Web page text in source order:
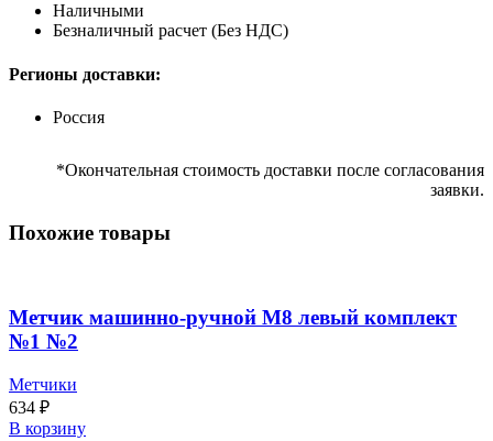
Наличными
Безналичный расчет (Без НДС)
Регионы доставки:
Россия
*Окончательная стоимость доставки после согласования
заявки.
Похожие товары
Метчик машинно-ручной М8 левый комплект
№1 №2
Метчики
634 ₽
В корзину